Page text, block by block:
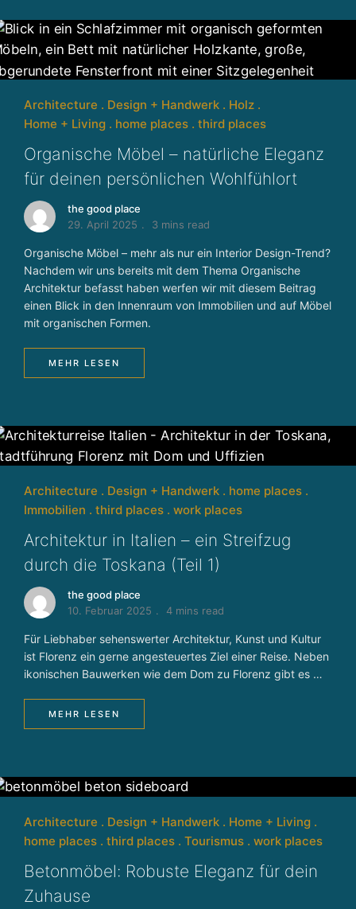
Architecture Design + Handwerk
Holz
Home + Living
home places third places
Organische Möbel – natürliche Eleganz
für deinen persönlichen Wohlfühlort
the good place
29. April 2025
3 mins read
Organische Möbel – mehr als nur ein Interior Design-Trend?
Nachdem wir uns bereits mit dem Thema Organische
Architektur befasst haben werfen wir mit diesem Beitrag
einen Blick in den Innenraum von Immobilien und auf Möbel
mit organischen Formen.
MEHR LESEN
Architecture Design + Handwerk
home places
Immobilien
third places work places
Architektur in Italien – ein Streifzug
durch die Toskana (Teil 1)
the good place
10. Februar 2025
4 mins read
Für Liebhaber sehenswerter Architektur, Kunst und Kultur
ist Florenz ein gerne angesteuertes Ziel einer Reise. Neben
ikonischen Bauwerken wie dem Dom zu Florenz gibt es …
MEHR LESEN
Architecture Design + Handwerk
Home + Living
home places
third places Tourismus work places
Betonmöbel: Robuste Eleganz für dein
Zuhause